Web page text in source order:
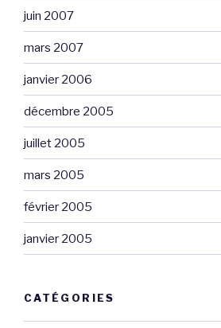
juin 2007
mars 2007
janvier 2006
décembre 2005
juillet 2005
mars 2005
février 2005
janvier 2005
CATÉGORIES